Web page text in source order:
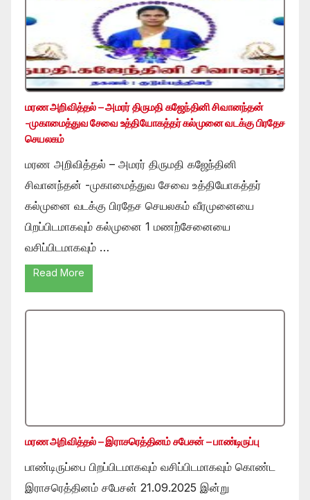
மரண அறிவித்தல் – அமரர் திருமதி கஜேந்தினி சிவானந்தன்
-முகாமைத்துவ சேவை உத்தியோகத்தர் கல்முனை வடக்கு பிரதேச
செயலகம்
மரண அறிவித்தல் – அமரர் திருமதி கஜேந்தினி
சிவானந்தன் -முகாமைத்துவ சேவை உத்தியோகத்தர்
கல்முனை வடக்கு பிரதேச செயலகம் வீரமுனையை
பிறப்பிடமாகவும் கல்முனை 1 மணற்சேனையை
வசிப்பிடமாகவும் …
Read More
மரண அறிவித்தல் – இராசரெத்தினம் சபேசன் – பாண்டிருப்பு
பாண்டிருப்பை பிறப்பிடமாகவும் வசிப்பிடமாகவும் கொண்ட
இராசரெத்தினம் சபேசன் 21.09.2025 இன்று